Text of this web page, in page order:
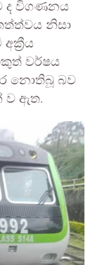
ද විගණනය
නිසා
වර්ෂය
නොතිබූ බව
ව ඇත.